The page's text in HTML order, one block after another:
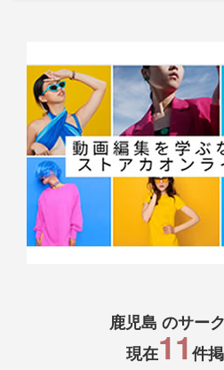
鹿児島 のサー
現在11件